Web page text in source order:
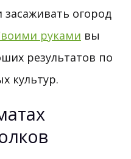
засаживать огород
руками вы
результатов по
культур.